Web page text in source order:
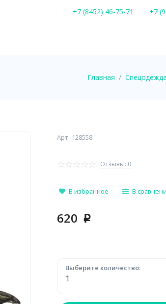
+7 (8452) 46-75-71 +7
Главная Спецодежда
Арт 128558
Отзывы: 0
В избранное В
620 p
Выберите количество: